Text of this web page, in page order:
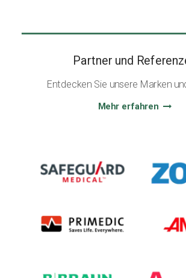
Partner und
Entdecken Sie unsere Marken
Mehr erfahren